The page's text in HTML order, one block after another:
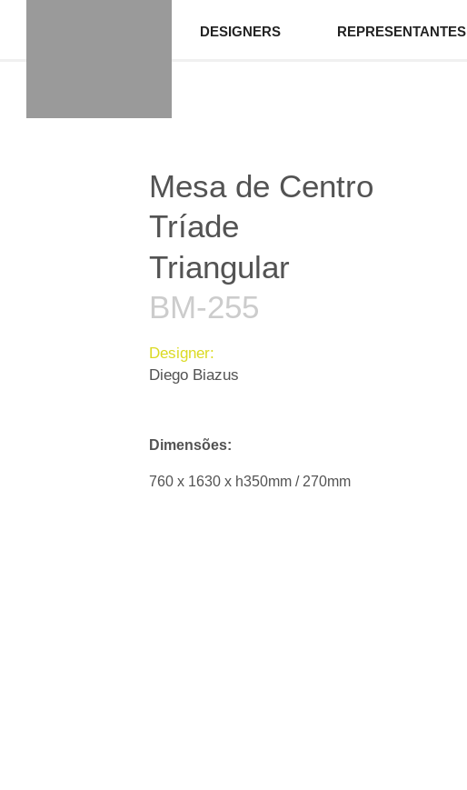
DESIGNERS REPRESENTANTES
Mesa de Centro
Tríade
Triangular
BM-255
Designer:
Diego Biazus
Dimensões:
760 x 1630 x h350mm / 270mm